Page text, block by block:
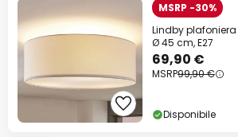
MSRP -30%
Lindby
Ø 45 cm, E27
69,90 €
MSRP99,90 €
Disponibile